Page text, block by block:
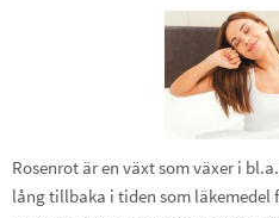
Rosenrot är en växt som växer i
lång tillbaka i tiden som